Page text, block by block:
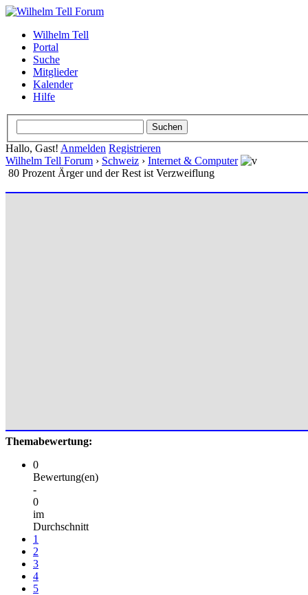
Wilhelm Tell
Portal
Suche
Mitglieder
Kalender
Hilfe
Hallo, Gast! Anmelden Registrieren
Wilhelm Tell Forum › Schweiz › Internet & Computer
80 Prozent Ärger und der Rest ist Verzweiflung
Themabewertung:
0
Bewertung(en)
-
0
im
Durchschnitt
1
2
3
4
5